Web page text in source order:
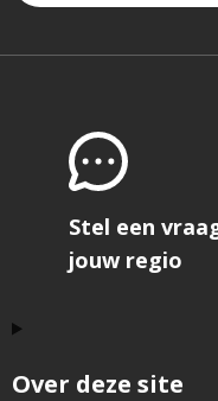
Over deze site
Stel een
jouw regio